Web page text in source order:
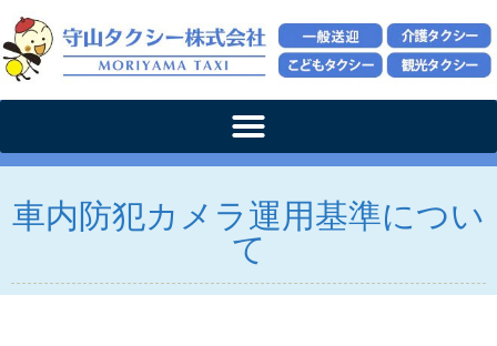
車内防犯カメラ運用基準につい
て